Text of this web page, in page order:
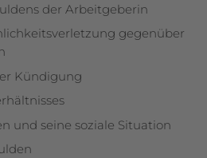
der Arbeitgeberin
gegenüber
Kündigung
und seine soziale Situation